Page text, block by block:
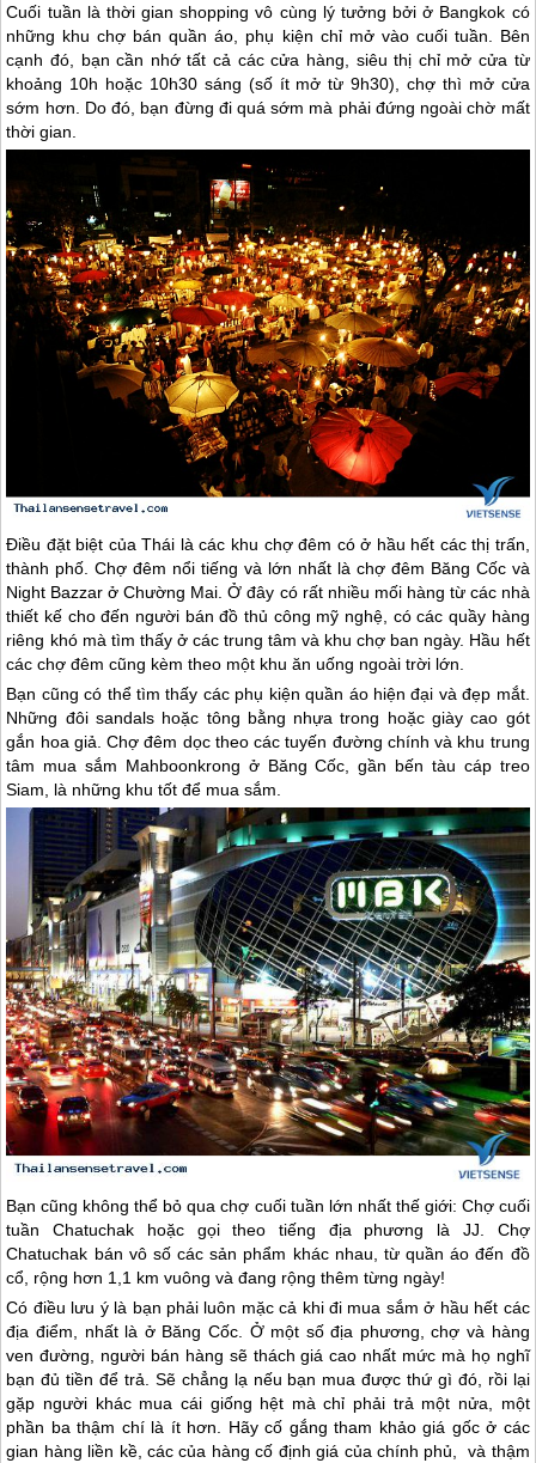
Cuối tuần là thời gian shopping vô cùng lý tưởng bởi ở Bangkok có
những khu chợ bán quần áo, phụ kiện chỉ mở vào cuối tuần. Bên
cạnh đó, bạn cần nhớ tất cả các cửa hàng, siêu thị chỉ mở cửa từ
khoảng 10h hoặc 10h30 sáng (số ít mở từ 9h30), chợ thì mở cửa
sớm hơn. Do đó, bạn đừng đi quá sớm mà phải đứng ngoài chờ mất
thời gian.
Điều đặt biệt của Thái là các khu chợ đêm có ở hầu hết các thị trấn,
thành phố. Chợ đêm nổi tiếng và lớn nhất là chợ đêm Băng Cốc và
Night Bazzar ở Chường Mai. Ở đây có rất nhiều mối hàng từ các nhà
thiết kế cho đến người bán đồ thủ công mỹ nghệ, có các quầy hàng
riêng khó mà tìm thấy ở các trung tâm và khu chợ ban ngày. Hầu hết
các chợ đêm cũng kèm theo một khu ăn uống ngoài trời lớn.
Bạn cũng có thể tìm thấy các phụ kiện quần áo hiện đại và đẹp mắt.
Những đôi sandals hoặc tông bằng nhựa trong hoặc giày cao gót
gắn hoa giả. Chợ đêm dọc theo các tuyến đường chính và khu trung
tâm mua sắm Mahboonkrong ở Băng Cốc, gần bến tàu cáp treo
Siam, là những khu tốt để mua sắm.
Bạn cũng không thể bỏ qua chợ cuối tuần lớn nhất thế giới: Chợ cuối
tuần Chatuchak hoặc gọi theo tiếng địa phương là JJ. Chợ
Chatuchak bán vô số các sản phẩm khác nhau, từ quần áo đến đồ
cổ, rộng hơn 1,1 km vuông và đang rộng thêm từng ngày!
Có điều lưu ý là bạn phải luôn mặc cả khi đi mua sắm ở hầu hết các
địa điểm, nhất là ở Băng Cốc. Ở một số địa phương, chợ và hàng
ven đường, người bán hàng sẽ thách giá cao nhất mức mà họ nghĩ
bạn đủ tiền để trả. Sẽ chẳng lạ nếu bạn mua được thứ gì đó, rồi lại
gặp người khác mua cái giống hệt mà chỉ phải trả một nửa, một
phần ba thậm chí là ít hơn. Hãy cố gắng tham khảo giá gốc ở các
gian hàng liền kề, các của hàng cố định giá của chính phủ, và thậm